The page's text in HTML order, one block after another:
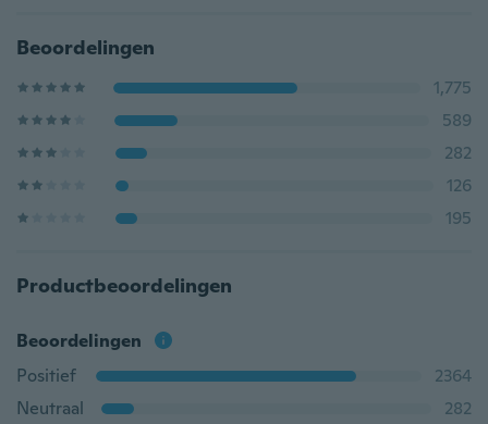
Beoordelingen
1,775
589
282
126
195
Productbeoordelingen
Beoordelingen
Positief
2364
Neutraal
282